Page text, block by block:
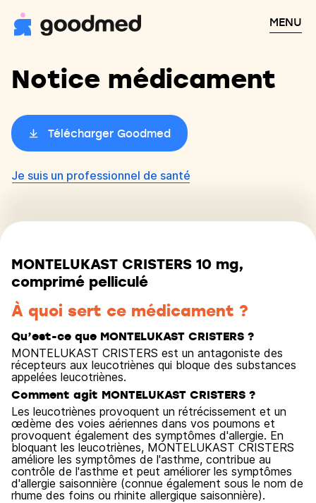
MENU
Notice médicament
Télécharger Goodmed
Je suis un professionnel de santé
MONTELUKAST CRISTERS 10 mg,
comprimé pelliculé
À quoi sert ce médicament ?
Qu’est-ce que MONTELUKAST CRISTERS ?
MONTELUKAST CRISTERS est un antagoniste des
récepteurs aux leucotriènes qui bloque des substances
appelées leucotriènes.
Comment agit MONTELUKAST CRISTERS ?
Les leucotriènes provoquent un rétrécissement et un
œdème des voies aériennes dans vos poumons et
provoquent également des symptômes d'allergie. En
bloquant les leucotriènes, MONTELUKAST CRISTERS
améliore les symptômes de l'asthme, contribue au
contrôle de l'asthme et peut améliorer les symptômes
d'allergie saisonnière (connue également sous le nom de
rhume des foins ou rhinite allergique saisonnière).